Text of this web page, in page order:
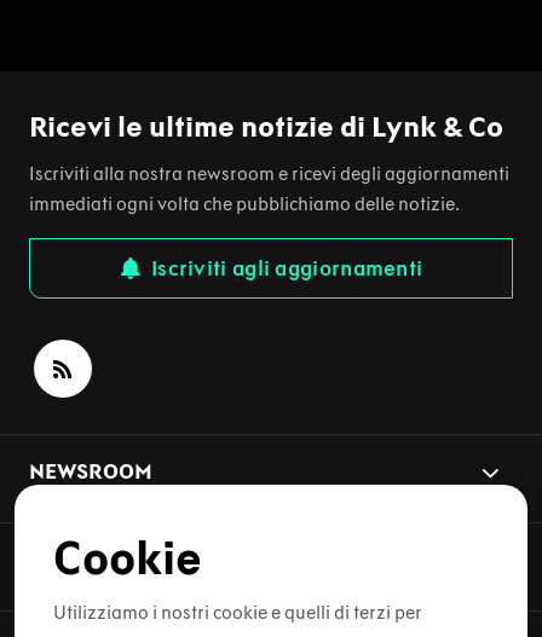
Ricevi le ultime notizie di Lynk & Co
Iscriviti alla nostra newsroom e ricevi degli aggiornamenti
immediati ogni volta che pubblichiamo delle notizie.
Iscriviti agli aggiornamenti
NEWSROOM
ARGOMENTI DELLE NOTIZIE
Cookie
Utilizziamo i nostri cookie e quelli di terzi per